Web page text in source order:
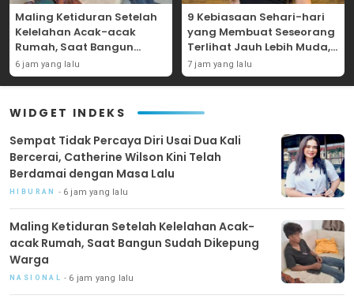
Maling Ketiduran Setelah
Kelelahan Acak-acak
Rumah, Saat Bangun
Sudah Dikepung Warga
6 jam yang lalu
9 Kebiasaan Sehari-hari
yang Membuat Seseorang
Terlihat Jauh Lebih Muda,
Salah Satunya Tidak
Terikat pada Penilaian
7 jam yang lalu
WIDGET INDEKS
Sempat Tidak Percaya Diri Usai Dua Kali
Bercerai, Catherine Wilson Kini Telah
Berdamai dengan Masa Lalu
HIBURAN 6 jam yang lalu
Maling Ketiduran Setelah Kelelahan Acak-
acak Rumah, Saat Bangun Sudah Dikepung
Warga
NASIONAL 6 jam yang lalu